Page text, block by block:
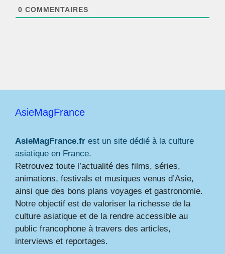
0 COMMENTAIRES
AsieMagFrance
AsieMagFrance.fr est un site dédié à la culture
asiatique en France.
Retrouvez toute l’actualité des films, séries,
animations, festivals et musiques venus d’Asie,
ainsi que des bons plans voyages et gastronomie.
Notre objectif est de valoriser la richesse de la
culture asiatique et de la rendre accessible au
public francophone à travers des articles,
interviews et reportages.